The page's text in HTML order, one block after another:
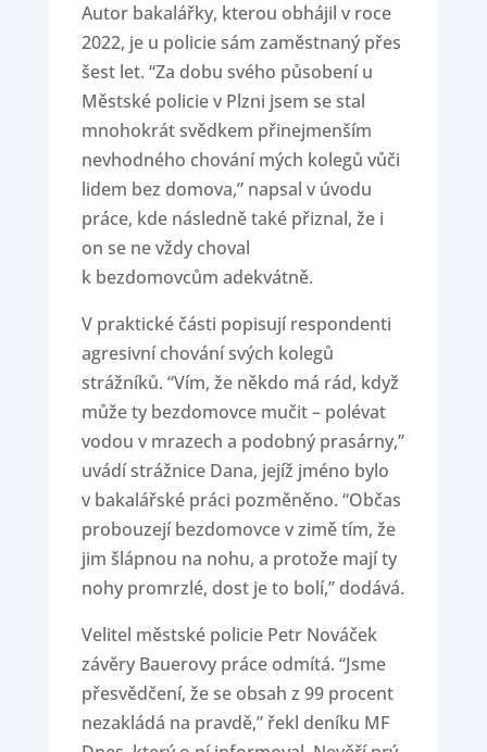
Autor bakalářky, kterou obhájil v roce
2022, je u policie sám zaměstnaný přes
šest let. “Za dobu svého působení u
Městské policie v Plzni jsem se stal
mnohokrát svědkem přinejmenším
nevhodného chování mých kolegů vůči
lidem bez domova,” napsal v úvodu
práce, kde následně také přiznal, že i
on se ne vždy choval
k bezdomovcům adekvátně.
V praktické části popisují respondenti
agresivní chování svých kolegů
strážníků. “Vím, že někdo má rád, když
může ty bezdomovce mučit – polévat
vodou v mrazech a podobný prasárny,”
uvádí strážnice Dana, jejíž jméno bylo
v bakalářské práci pozměněno. “Občas
probouzejí bezdomovce v zimě tím, že
jim šlápnou na nohu, a protože mají ty
nohy promrzlé, dost je to bolí,” dodává.
Velitel městské policie Petr Nováček
závěry Bauerovy práce odmítá. “Jsme
přesvědčení, že se obsah z 99 procent
nezakládá na pravdě,” řekl deníku MF